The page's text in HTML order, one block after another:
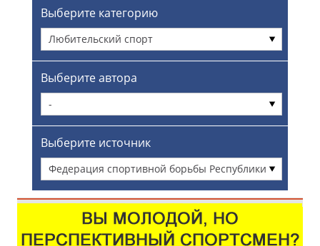
Выберите категорию
Любительский спорт
Выберите автора
-
Выберите источник
Федерация спортивной борьбы Республики
Башкортостан